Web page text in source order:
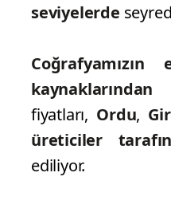
seviyelerde
fiyatları, Ordu,
üreticiler
ediliyor.